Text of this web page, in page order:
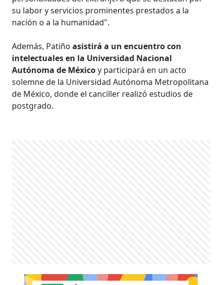
su labor y servicios prominentes prestados a la
nación o a la humanidad".
Además, Patiñoasistirá a un encuentro con
intelectuales en la Universidad Nacional
Autónoma de Méxicoy participará en un acto
solemne de la Universidad Autónoma Metropolitana
de México, donde el canciller realizó estudios de
postgrado.